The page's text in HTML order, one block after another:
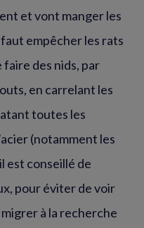
et vont manger les
empêcher les rats
faire des nids, par
en carrelant les
toutes les
(notamment les
est conseillé de
pour éviter de voir
à la recherche